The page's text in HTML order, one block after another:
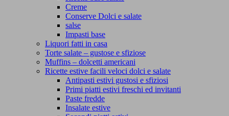
Creme
Conserve Dolci e salate
salse
Impasti base
Liquori fatti in casa
Torte salate – gustose e sfiziose
Muffins – dolcetti americani
Ricette estive facili veloci dolci e salate
Antipasti estivi gustosi e sfiziosi
Primi piatti estivi freschi ed invitanti
Paste fredde
Insalate estive